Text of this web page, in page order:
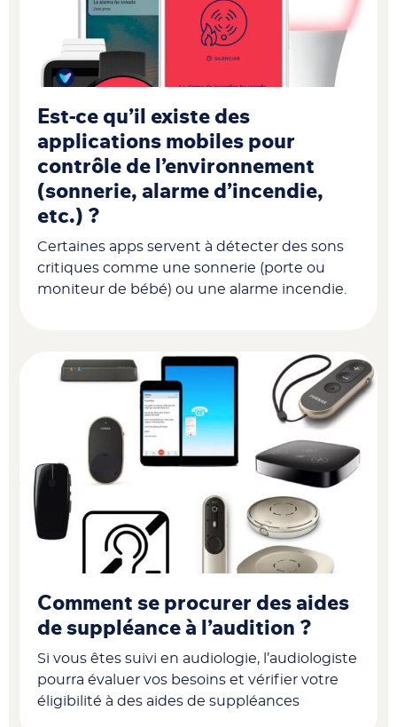
Est-ce qu’il existe des
applications mobiles pour
contrôle de l’environnement
(sonnerie, alarme d’incendie,
etc.) ?
Certaines apps servent à détecter des sons
critiques comme une sonnerie (porte ou
moniteur de bébé) ou une alarme incendie.
Comment se procurer des aides
de suppléance à l’audition ?
Si vous êtes suivi en audiologie, l’audiologiste
pourra évaluer vos besoins et vérifier votre
éligibilité à des aides de suppléances